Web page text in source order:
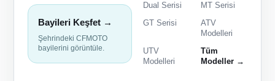
Bayileri Keşfet →
Şehrindeki CFMOTO
bayilerini görüntüle.
Dual Serisi
MT Serisi
GT Serisi
ATV
Modelleri
UTV
Modelleri
Tüm
Modeller →